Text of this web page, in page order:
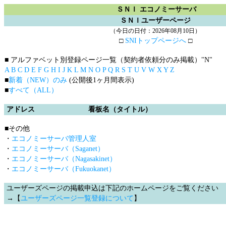
ＳＮＩ エコノミーサーバ
ＳＮＩユーザーページ
（今日の日付：2026年08月10日）
□ SNIトップページへ□
■ アルファベット別登録ページ一覧（契約者依頼分のみ掲載） "N"
A B C D E F G H I J K L M N O P Q R S T U V W X Y Z
■新着（NEW）のみ (公開後1ヶ月間表示)
■すべて（ALL）
アドレス 看板名（タイトル）
■その他
・ エコノミーサーバ管理人室
・ エコノミーサーバ（Saganet）
・ エコノミーサーバ（Nagasakinet）
・ エコノミーサーバ（Fukuokanet）
ユーザーズページの掲載申込は下記のホームページをご覧ください
→【ユーザーズページ一覧登録について 】